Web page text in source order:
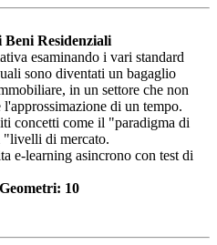
Residenziali
esaminando i vari standard
sono diventati un bagaglio
in un settore che non
di un tempo.
concetti come il "paradigma di
di mercato.
e-learning asincrono con test di
10